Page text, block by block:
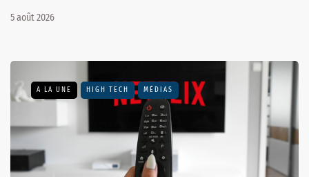
5 août 2026
A LA UNE HIGH TECH MÉDIAS